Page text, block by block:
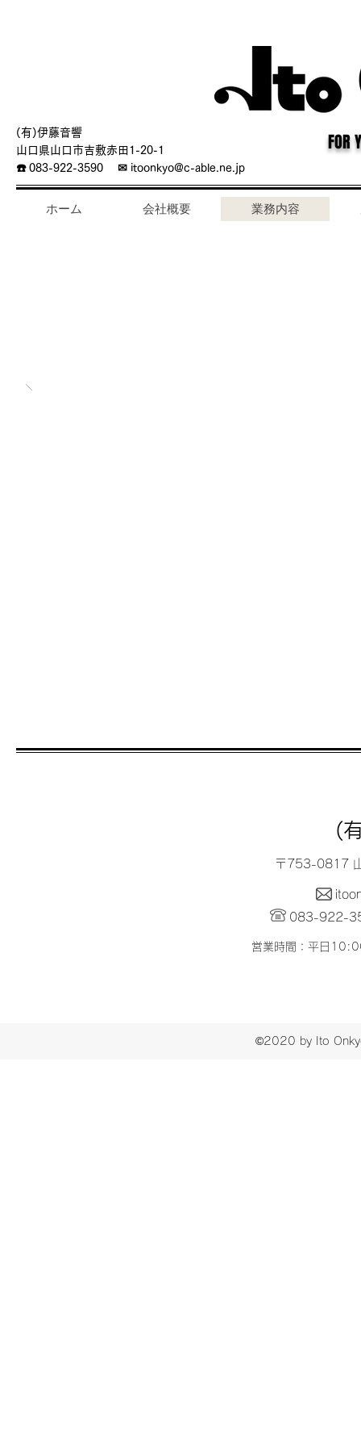
(有)伊藤音響
山口県山口市吉敷赤田1-20-1
☎️ 083-922-3590 ✉︎ itoonkyo@c-able.ne.jp
FOR
ホーム 会社概要 業務内容
(
〒753-0817
083-922-
営業時間：平日
©2020 by Ito